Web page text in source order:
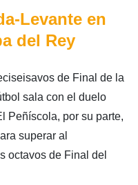
Levante en
del Rey
de Final de la
sala con el duelo
Peñíscola, por su parte,
superar al
octavos de Final del